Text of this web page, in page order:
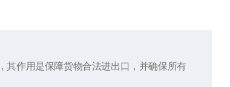
其作用是保障货物合法进出口，并确保所有